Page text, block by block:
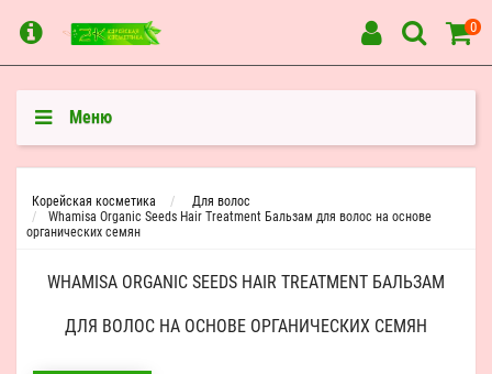
0
Меню
Корейская косметика
Для волос
Whamisa Organic Seeds Hair Treatment Бальзам для волос на основе
органических семян
WHAMISA ORGANIC SEEDS HAIR TREATMENT БАЛЬЗАМ
ДЛЯ ВОЛОС НА ОСНОВЕ ОРГАНИЧЕСКИХ СЕМЯН